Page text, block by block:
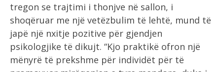
tregon se trajtimi i thonjve në sallon, i
shoqëruar me një vetëzbulim të lehtë, mund të
japë një nxitje pozitive për gjendjen
psikologjike të dikujt. “Kjo praktikë ofron një
mënyrë të prekshme për individët për të